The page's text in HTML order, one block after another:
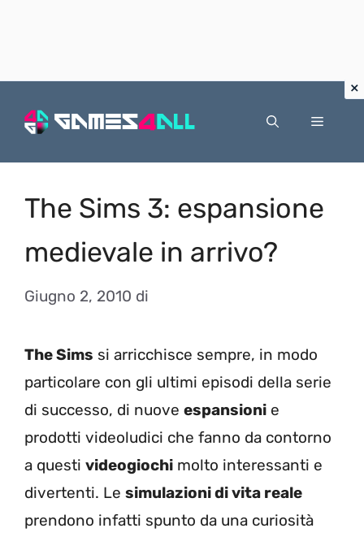
Menu
The Sims 3: espansione
medievale in arrivo?
Giugno 2, 2010 di
The Sims si arricchisce sempre, in modo
particolare con gli ultimi episodi della serie
di successo, di nuove espansioni e
prodotti videoludici che fanno da contorno
a questi videogiochi molto interessanti e
divertenti. Le simulazioni di vita reale
prendono infatti spunto da una curiosità